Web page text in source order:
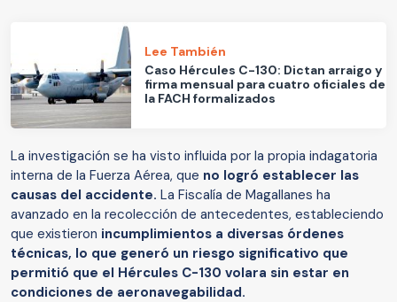
Lee También
Caso Hércules C-130: Dictan arraigo y
firma mensual para cuatro oficiales de
la FACH formalizados
La investigación se ha visto influida por la propia indagatoria
interna de la Fuerza Aérea, que no logró establecer las
causas del accidente. La Fiscalía de Magallanes ha
avanzado en la recolección de antecedentes, estableciendo
que existieron incumplimientos a diversas órdenes
técnicas, lo que generó un riesgo significativo que
permitió que el Hércules C-130 volara sin estar en
condiciones de aeronavegabilidad.